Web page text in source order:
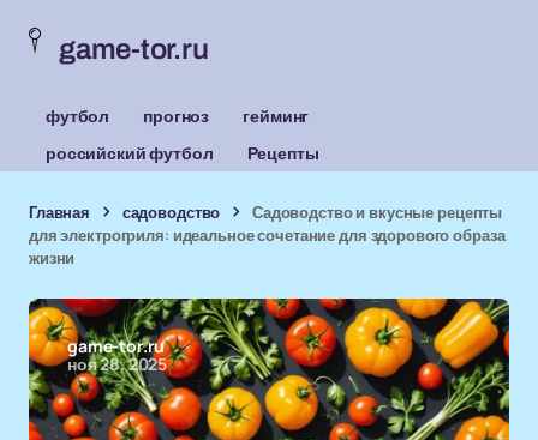
game-tor.ru
футбол прогноз
гейминг
российский футбол
Рецепты
Главная садоводство
Садоводство и вкусные рецепты
для электрогриля: идеальное сочетание для здорового образа
жизни
game-tor.ru
ноя 28, 2025